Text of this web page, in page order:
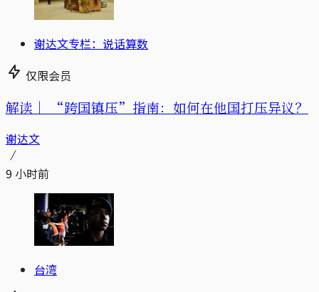
谢达文专栏：说话算数
仅限会员
解读｜ “跨国镇压”指南：如何在他国打压异议？
谢达文
9 小时前
台湾